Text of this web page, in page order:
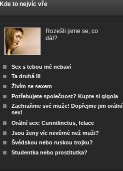
Kde to nejvíc vře
Rozešli jsme se, co
dál?
Sex s tebou mě nebaví
Ta druhá III
Živím se sexem
Potřebujete společnost? Kupte si gigola
Zachraňme své muže! Dopřejme jim orální
sex!
Orální sex: Cunnilinctus, felace
Jsou ženy víc nevěrné než muži?
Švédskou nebo ruskou trojku?
Studentka nebo prostitutka?